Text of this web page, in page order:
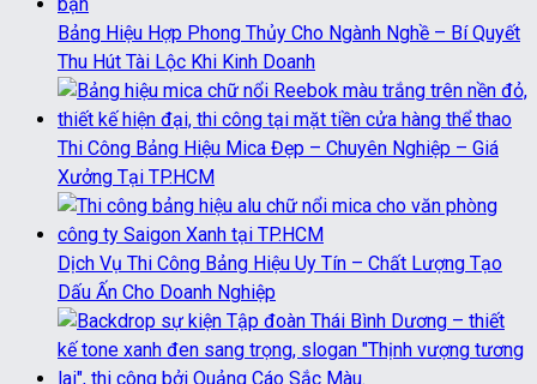
Bảng Hiệu Hợp Phong Thủy Cho Ngành Nghề – Bí Quyết
Thu Hút Tài Lộc Khi Kinh Doanh
Thi Công Bảng Hiệu Mica Đẹp – Chuyên Nghiệp – Giá
Xưởng Tại TP.HCM
Dịch Vụ Thi Công Bảng Hiệu Uy Tín – Chất Lượng Tạo
Dấu Ấn Cho Doanh Nghiệp